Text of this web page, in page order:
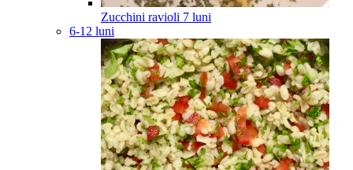
Zucchini ravioli 7 luni
6-12 luni